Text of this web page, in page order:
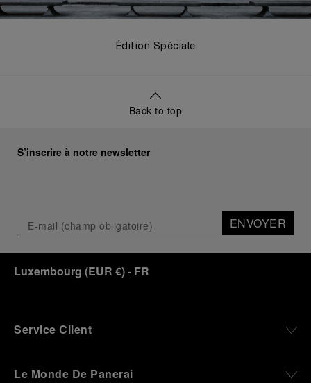
Édition Spéciale
Back to top
S’inscrire à notre newsletter
ENVOYER
Luxembourg (EUR €)- FR
Service Client
Le Monde De Panerai